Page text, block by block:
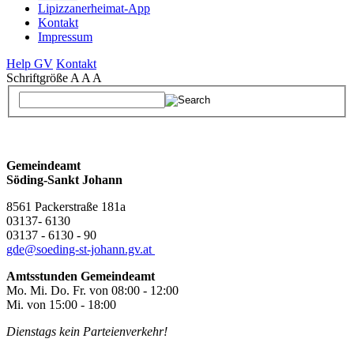
Lipizzanerheimat-App
Kontakt
Impressum
Help GV Kontakt
Schriftgröße A A A
Gemeindeamt
Söding-Sankt Johann
8561 Packerstraße 181a
03137- 6130
03137 - 6130 - 90
gde@soeding-st-johann.gv.at
Amtsstunden Gemeindeamt
Mo. Mi. Do. Fr. von 08:00 - 12:00
Mi. von 15:00 - 18:00
Dienstags kein Parteienverkehr!